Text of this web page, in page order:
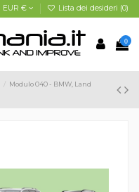
EUR € Lista dei desideri (0)
0
Modulo 040 - BMW, Land